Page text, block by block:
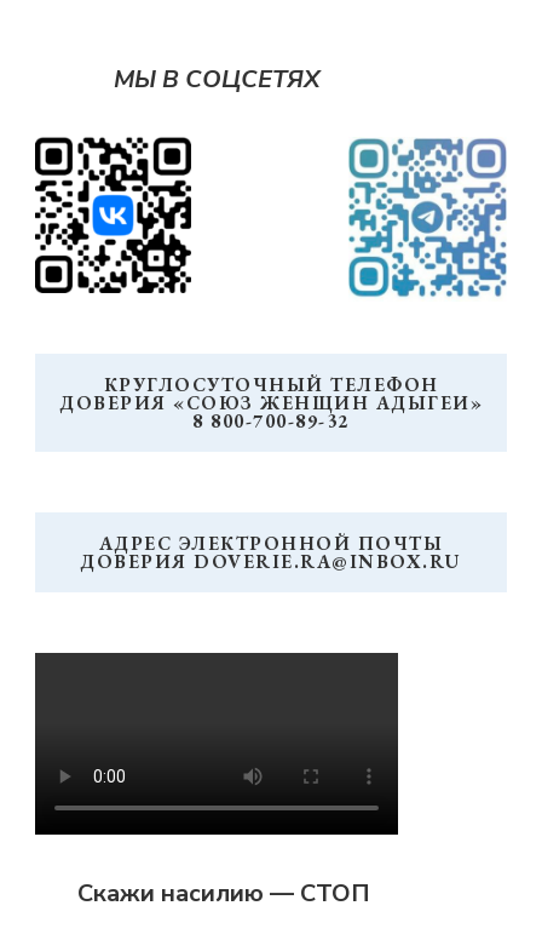
МЫ В СОЦСЕТЯХ
КРУГЛОСУТОЧНЫЙ ТЕЛЕФОН
ДОВЕРИЯ «СОЮЗ ЖЕНЩИН АДЫГЕИ»
8 800-700-89-32
АДРЕС ЭЛЕКТРОННОЙ ПОЧТЫ
ДОВЕРИЯ DOVERIE.RA@INBOX.RU
Скажи насилию — СТОП